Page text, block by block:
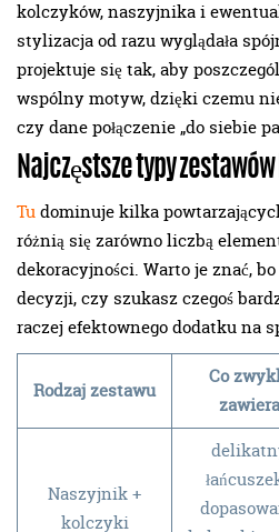
kolczyków, naszyjnika i
stylizacja od razu wyglądała
projektuje się tak, aby
wspólny motyw, dzięki czemu
czy dane połączenie „do siebie
Najczęstsze typy zestawów
Tudominuje kilka
różnią się zarówno liczbą
dekoracyjności. Warto je znać,
decyzji, czy szukasz czegoś
raczej efektownego dodatku na
Rodzaj zestawu
Co
zawiera
Naszyjnik +
kolczyki